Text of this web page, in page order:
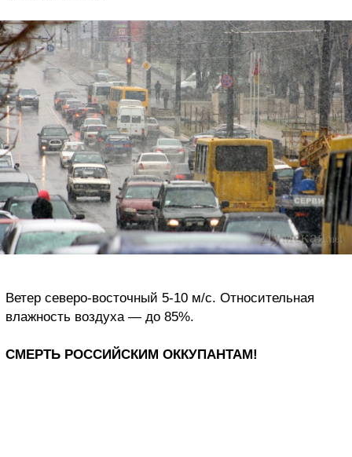
Ветер северо-восточный 5-10 м/с. Относительная
влажность воздуха — до 85%.
СМЕРТЬ РОССИЙСКИМ ОККУПАНТАМ!